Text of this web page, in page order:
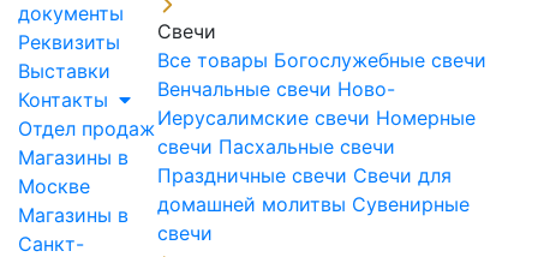
документы
Реквизиты
Выставки
Контакты
Отдел продаж
Магазины в
Москве
Магазины в
Санкт-
Свечи
Все товары Богослужебные свечи
Венчальные свечи Ново-
Иерусалимские свечи Номерные
свечи Пасхальные свечи
Праздничные свечи Свечи для
домашней молитвы Сувенирные
свечи